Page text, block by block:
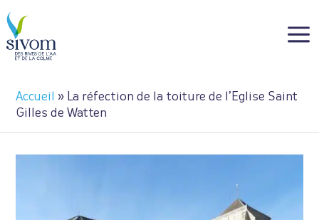
a
Accueil » La réfection de la toiture de l’Eglise Saint
Gilles de Watten